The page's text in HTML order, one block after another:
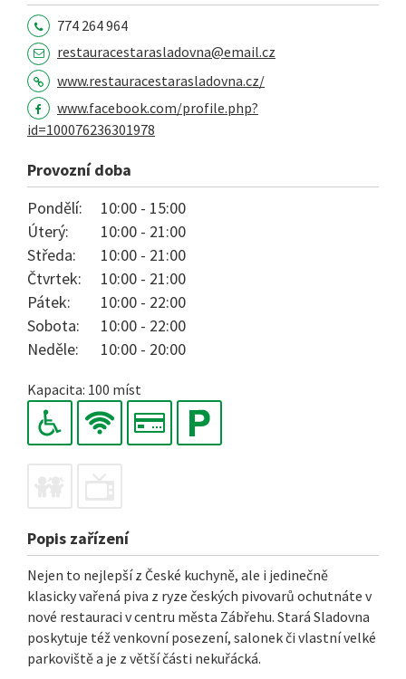
774 264 964
restauracestarasladovna@email.cz
www.restauracestarasladovna.cz/
www.facebook.com/profile.php?
id=100076236301978
Provozní doba
Pondělí:
10:00 - 15:00
Úterý:
10:00 - 21:00
Středa:
10:00 - 21:00
Čtvrtek:
10:00 - 21:00
Pátek:
10:00 - 22:00
Sobota:
10:00 - 22:00
Neděle:
10:00 - 20:00
Kapacita: 100 míst
Popis zařízení
Nejen to nejlepší z České kuchyně, ale i jedinečně
klasicky vařená piva z ryze českých pivovarů ochutnáte v
nové restauraci v centru města Zábřehu. Stará Sladovna
poskytuje též venkovní posezení, salonek či vlastní velké
parkoviště a je z větší části nekuřácká.